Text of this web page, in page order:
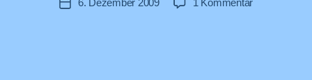
Veröffentlichungsdatum